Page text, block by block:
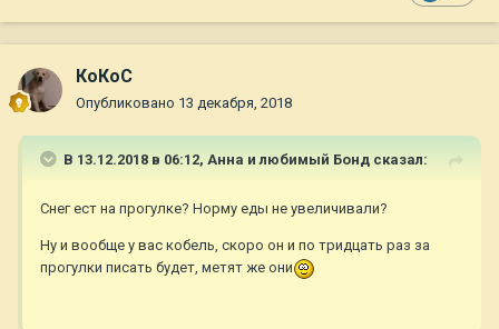
КоКоС
Опубликовано 13 декабря, 2018
В 13.12.2018 в 06:12, Анна и любимый Бонд сказал:
Снег ест на прогулке? Норму еды не увеличивали?
Ну и вообще у вас кобель, скоро он и по тридцать раз за
прогулки писать будет, метят же они